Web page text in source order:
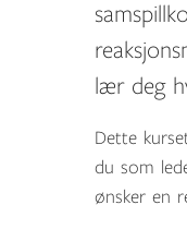
lær deg
Dette
du som
ønsker en